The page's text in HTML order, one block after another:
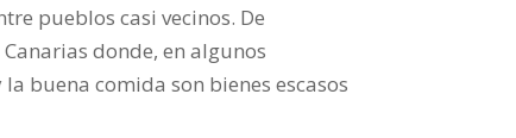
pueblos casi vecinos. De
donde, en algunos
buena comida son bienes escasos